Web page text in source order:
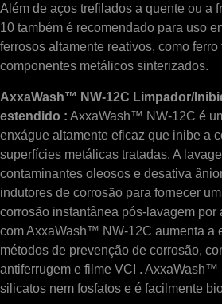
Além de aços trefilados a quente ou a
10 também é recomendado para uso
ferrosos altamente reativos, como
componentes metálicos sinterizados.
AxxaWash™ NW-12C Limpador/
estendido : AxxaWash™ NW-12C é
enxágue altamente eficaz que inibe a
superfícies metálicas tratadas. A
contaminantes oleosos e desativa
indutores de corrosão para fornecer
corrosão instantânea pós-lavagem por
com AxxaWash™ NW-12C aumenta a
métodos de prevenção de corrosão,
antiferrugem e filme VCI . AxxaWash™
silicatos nem fosfatos e é facilmente